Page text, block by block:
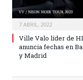
7 ABRIL, 2022
Ville Valo líder de
anuncia fechas en
y Madrid